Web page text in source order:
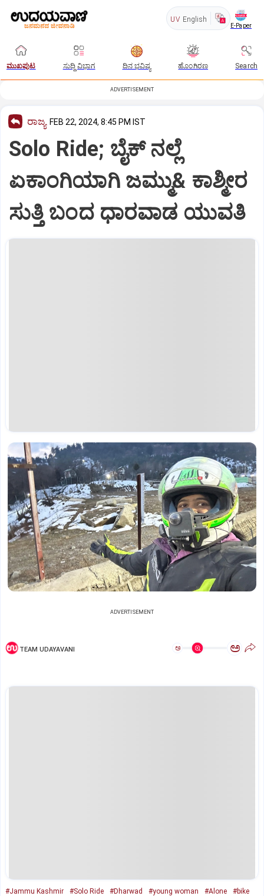
UV English
E-Paper
ಮುಖಪುಟ ಸುದ್ದಿ ವಿಭಾಗ ದಿನ ಭವಿಷ್ಯ ಹೊಂಗಿರಣ Search
ADVERTISEMENT
ರಾಜ್ಯ FEB 22, 2024, 8:45 PM IST
Solo Ride; ಬೈಕ್ ನಲ್ಲೆ
ಏಕಾಂಗಿಯಾಗಿ ಜಮ್ಮು& ಕಾಶ್ಮೀರ
ಸುತ್ತಿ ಬಂದ ಧಾರವಾಡ ಯುವತಿ
ADVERTISEMENT
TEAM UDAYAVANI ಅ ಅ
#Jammu Kashmir #Solo Ride #Dharwad #young woman #Alone #bike